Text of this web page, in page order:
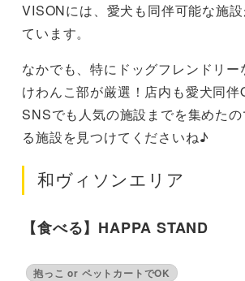
VISONには、愛犬も同伴可能な施
ています。
なかでも、特にドッグフレンドリ
けわんこ部が厳選！店内も愛犬同伴
SNSでも人気の施設までを集めた
る施設を見つけてくださいね♪
和ヴィソンエリア
【食べる】HAPPA STAND
抱っこ or ペットカートでOK